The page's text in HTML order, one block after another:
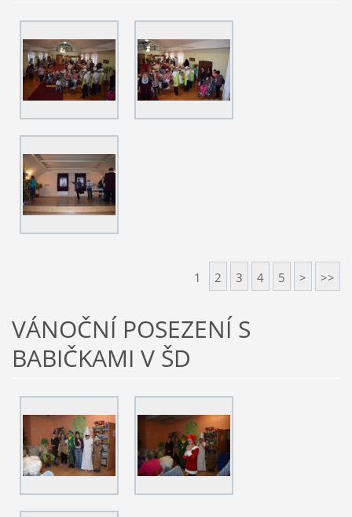
1 2 3 4 5 > >>
VÁNOČNÍ POSEZENÍ S
BABIČKAMI V ŠD